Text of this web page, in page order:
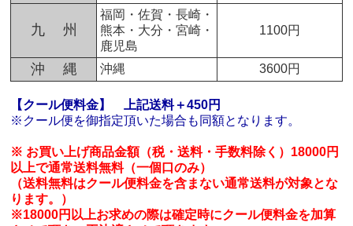
九 州
福岡・佐賀・長崎・
熊本・大分・宮崎・
鹿児島
1100円
沖 縄 沖縄 3600円
【クール便料金】
上記送料＋450円
※クール便を御指定頂いた場合も同額となります。
※ お買い上げ商品金額（税・送料・手数料除く）18000円
以上で通常送料無料（一個口のみ）
（送料無料はクール便料金を含まない通常送料が対象とな
ります。）
※18000円以上お求めの際は確定時にクール便料金を加算